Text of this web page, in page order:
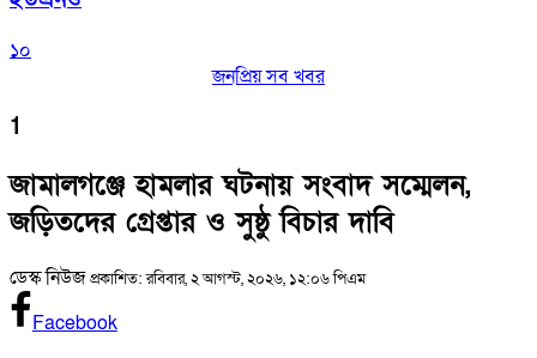
১০
জনপ্রিয় সব খবর
1
জামালগঞ্জে হামলার ঘটনায় সংবাদ সম্মেলন,
জড়িতদের গ্রেপ্তার ও সুষ্ঠু বিচার দাবি
ডেস্ক নিউজপ্রকাশিত: রবিবার, ২ আগস্ট, ২০২৬, ১২:০৬ পিএম
Facebook